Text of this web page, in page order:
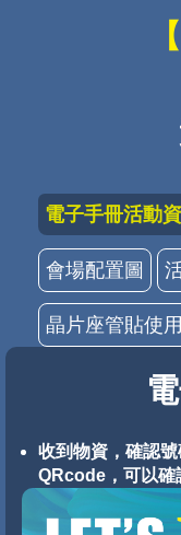
電子手冊活動
會場配置圖
晶片座管貼使
收到物資，確認
QRcode，可以確